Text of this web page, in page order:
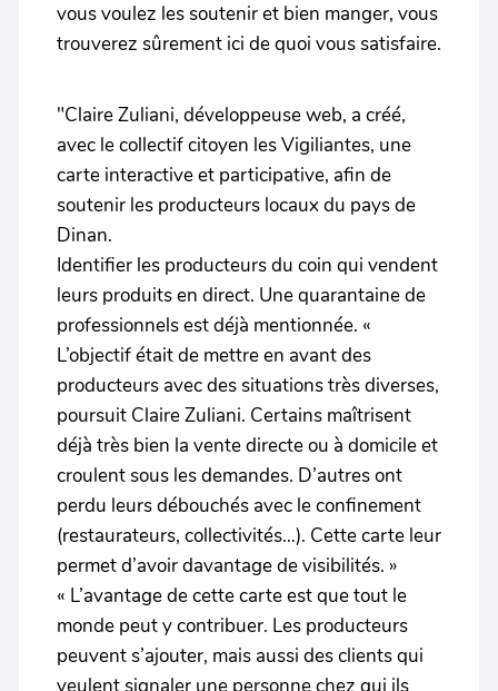
vous voulez les soutenir et bien manger, vous
trouverez sûrement ici de quoi vous satisfaire.
"Claire Zuliani, développeuse web, a créé,
avec le collectif citoyen les Vigiliantes, une
carte interactive et participative, afin de
soutenir les producteurs locaux du pays de
Dinan.
Identifier les producteurs du coin qui vendent
leurs produits en direct. Une quarantaine de
professionnels est déjà mentionnée. «
L’objectif était de mettre en avant des
producteurs avec des situations très diverses,
poursuit Claire Zuliani. Certains maîtrisent
déjà très bien la vente directe ou à domicile et
croulent sous les demandes. D’autres ont
perdu leurs débouchés avec le confinement
(restaurateurs, collectivités…). Cette carte leur
permet d’avoir davantage de visibilités. »
« L’avantage de cette carte est que tout le
monde peut y contribuer. Les producteurs
peuvent s’ajouter, mais aussi des clients qui